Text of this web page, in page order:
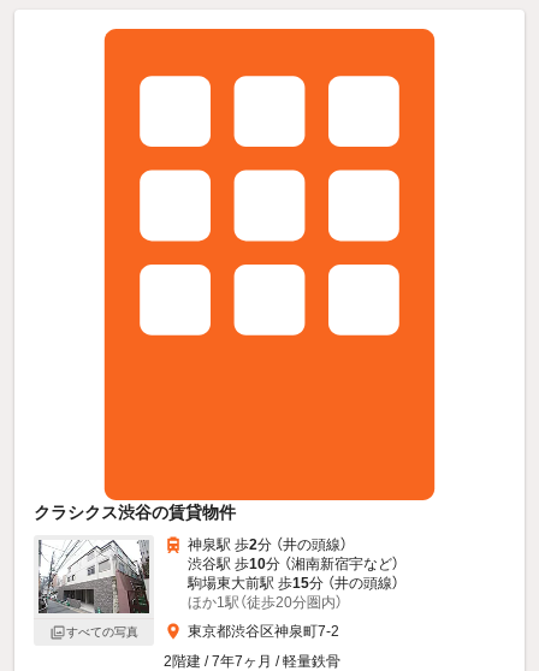
クラシクス渋谷の賃貸物件
すべての写真
神泉駅 歩2分 （井の頭線）
渋谷駅 歩10分 （湘南新宿宇など）
駒場東大前駅 歩15分 （井の頭線）
ほか1駅（徒歩20分圏内）
東京都渋谷区神泉町7-2
2階建 / 7年7ヶ月 / 軽量鉄骨